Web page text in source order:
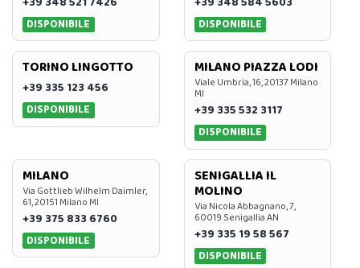
DISPONIBILE
DISPONIBILE
TORINO LINGOTTO
+39 335 123 456
DISPONIBILE
MILANO PIAZZA LODI
Viale Umbria, 16, 20137 Milano
MI
+39 335 532 3117
DISPONIBILE
MILANO
Via Gottlieb Wilhelm Daimler,
61, 20151 Milano MI
+39 375 833 6760
DISPONIBILE
SENIGALLIA IL
MOLINO
Via Nicola Abbagnano, 7,
60019 Senigallia AN
+39 335 19 58 567
DISPONIBILE